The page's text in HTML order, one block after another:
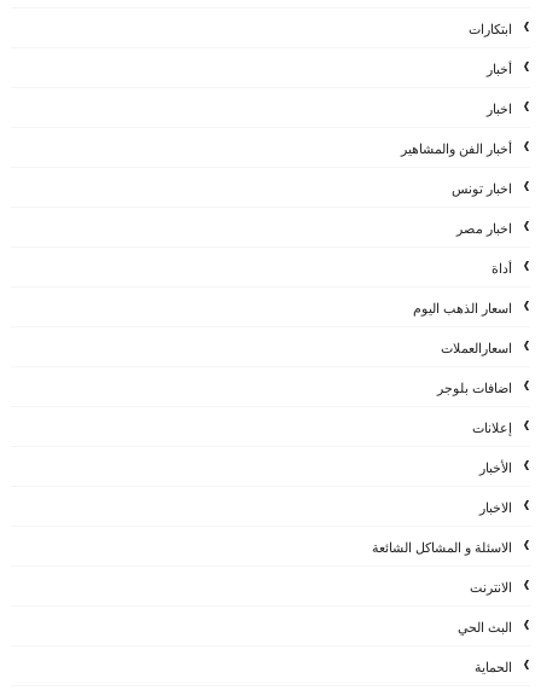
ابتكارات
أخبار
اخبار
أخبار الفن والمشاهير
اخبار تونس
اخبار مصر
أداة
اسعار الذهب اليوم
اسعارالعملات
اضافات بلوجر
إعلانات
الأخبار
الاخبار
الاسئلة و المشاكل الشائعة
الانترنت
البث الحي
الحماية